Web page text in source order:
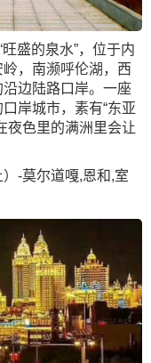
盛的泉水”，位于内
，南濒呼伦湖，西
边陆路口岸。一座
岸城市，素有“东亚
夜色里的满洲里会让